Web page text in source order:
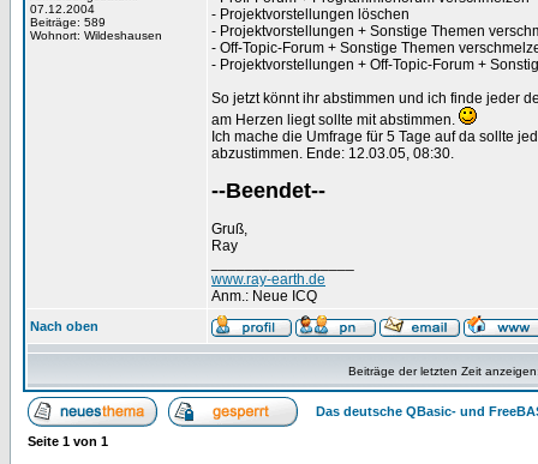
07.12.2004
Beiträge: 589
Wohnort: Wildeshausen
- Projektvorstellungen löschen
- Projektvorstellungen + Sonstige Themen
- Off-Topic-Forum + Sonstige Themen
- Projektvorstellungen + Off-Topic-Forum +
So jetzt könnt ihr abstimmen und ich finde jeder
am Herzen liegt sollte mit abstimmen.
Ich mache die Umfrage für 5 Tage auf da sollte
abzustimmen. Ende: 12.03.05, 08:30.
--Beendet--
Gruß,
Ray
www.ray-earth.de
Anm.: Neue ICQ
Nach oben
Beiträge der letzten Zeit
Das deutsche QBasic- und
Seite 1 von 1